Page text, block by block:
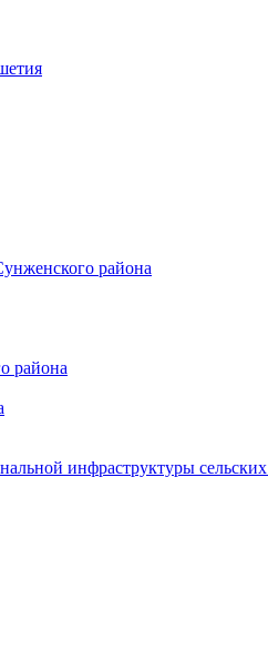
района
района
инфраструктуры